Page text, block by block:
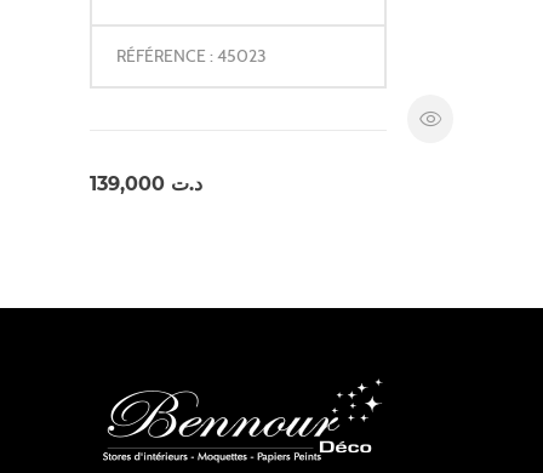
RÉFÉRENCE : 45023
د.ت